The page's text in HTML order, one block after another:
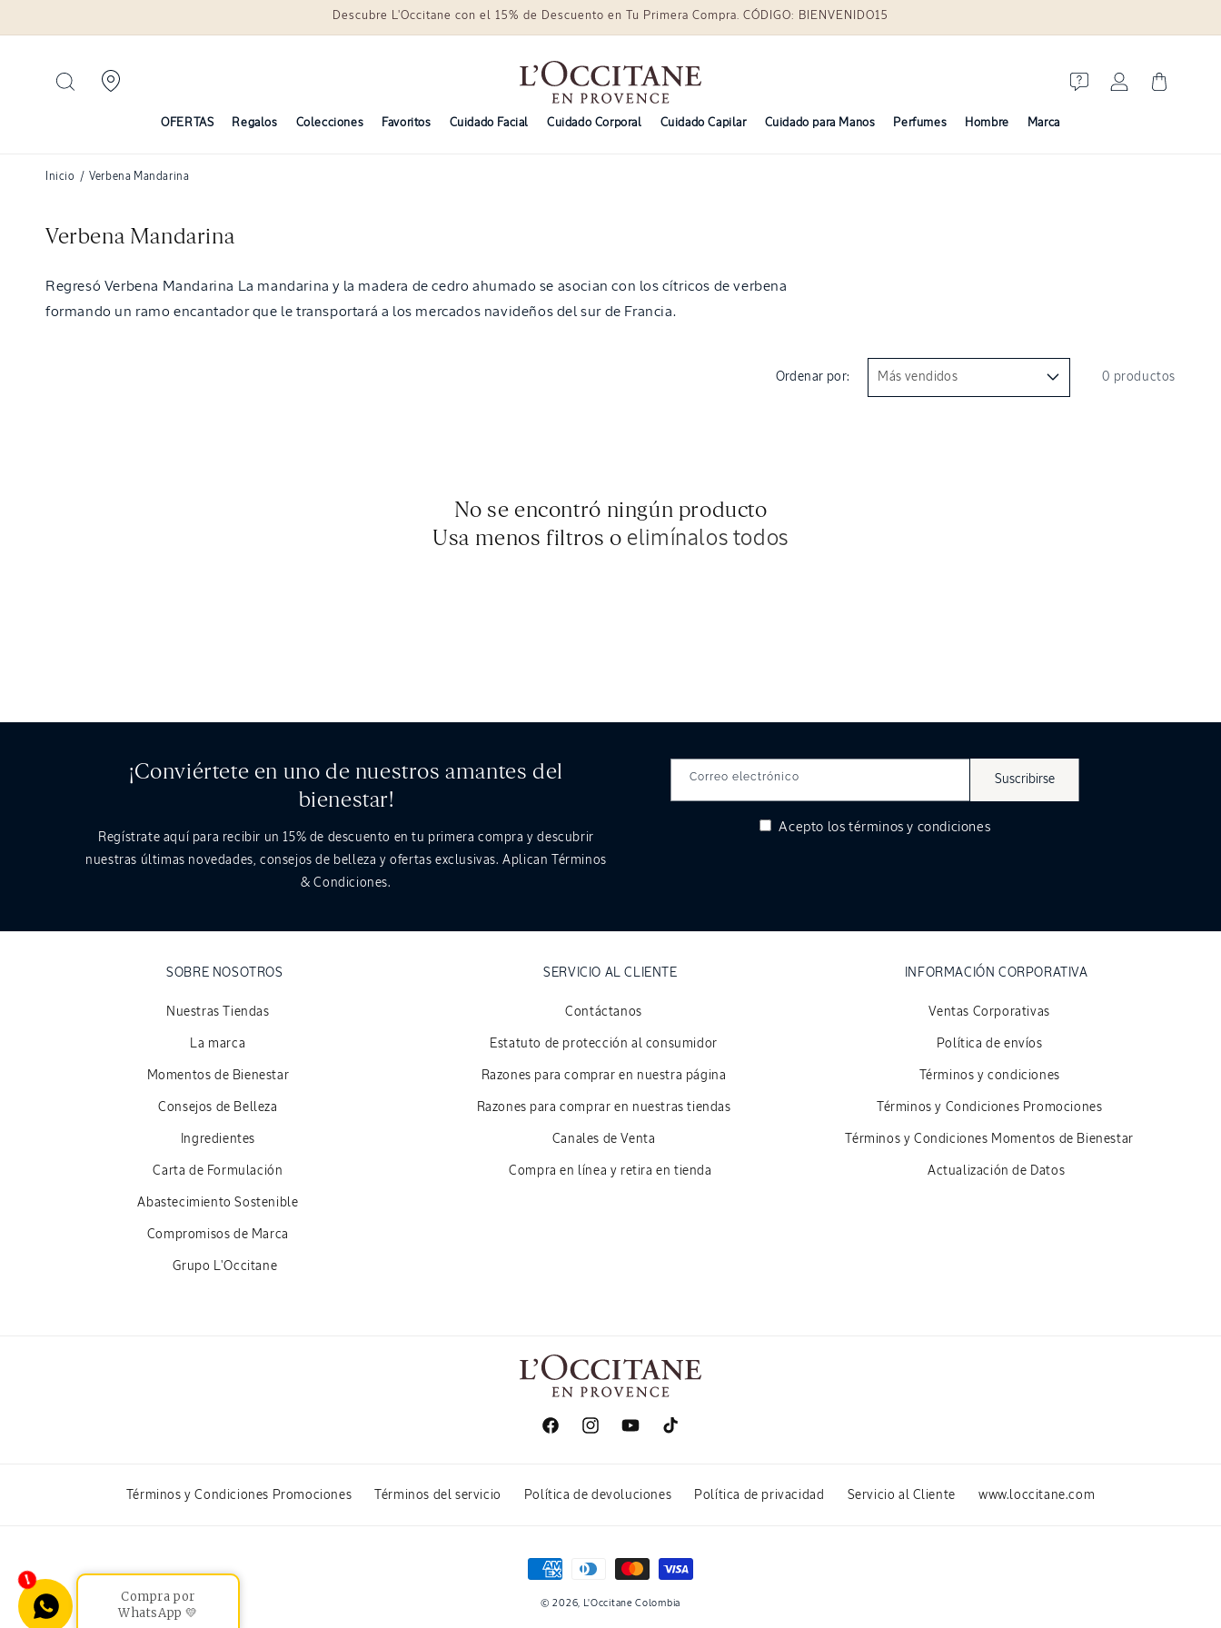
Descubre L'Occitane con el 15% de Descuento en Tu Primera Compra. CÓDIGO: BIENVENIDO15
OFERTAS Regalos Colecciones Favoritos Cuidado Facial Cuidado Corporal Cuidado Capilar Cuidado para Manos Perfumes Hombre Marca
sesión
Carrito
Inicio / Verbena Mandarina
C
l
e
Verbena Mandarina
Regresó Verbena Mandarina La mandarina y la madera de cedro ahumado se asocian con los cítricos de verbena
formando un ramo encantador que le transportará a los mercados navideños del sur de Francia.
Ordenar por: 0 productos
No se encontró ningún producto
Usa menos filtros o elimínalos todos
¡Conviértete en uno de nuestros amantes del
bienestar!
Regístrate aquí para recibir un 15% de descuento en tu primera compra y descubrir
nuestras últimas novedades, consejos de belleza y ofertas exclusivas. Aplican Términos
& Condiciones.
Correo electrónico Suscribirse
Acepto los términos y condiciones
SOBRE NOSOTROS
Nuestras Tiendas
La marca
Momentos de Bienestar
Consejos de Belleza
Ingredientes
Carta de Formulación
Abastecimiento Sostenible
Compromisos de Marca
Grupo L'Occitane
SERVICIO AL CLIENTE
Contáctanos
Estatuto de protección al consumidor
Razones para comprar en nuestra página
Razones para comprar en nuestras tiendas
Canales de Venta
Compra en línea y retira en tienda
INFORMACIÓN CORPORATIVA
Ventas Corporativas
Política de envíos
Términos y condiciones
Términos y Condiciones Promociones
Términos y Condiciones Momentos de Bienestar
Actualización de Datos
FacebookInstagramYouTubeTikTok
Términos y Condiciones Promociones Términos del servicio Política de devoluciones Política de privacidad Servicio al Cliente www.loccitane.com
Formas
© 2026, L'Occitane Colombia
Compra por
WhatsApp 💛